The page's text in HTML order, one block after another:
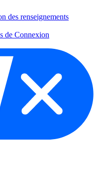
des renseignements
de Connexion